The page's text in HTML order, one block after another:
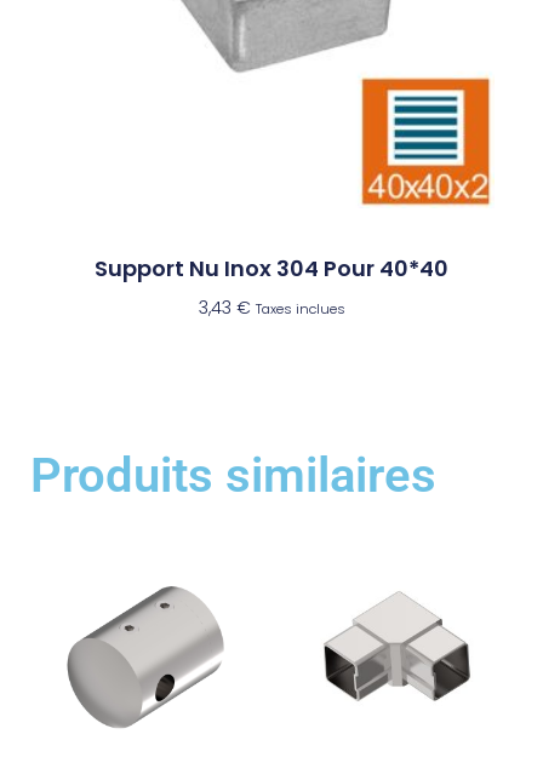
Support Nu Inox 304 Pour 40*40
3,43 € Taxes inclues
Produits similaires